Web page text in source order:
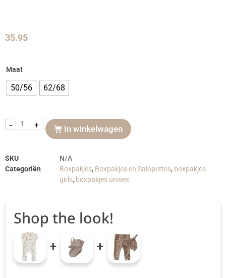
35.95
Maat
50/56 62/68
- + In winkelwagen
SKU
N/A
Categoriën
Boxpakjes, Boxpakjes en Salopettes, boxpakjes
girls, boxpakjes unisex
Shop the look!
+ +